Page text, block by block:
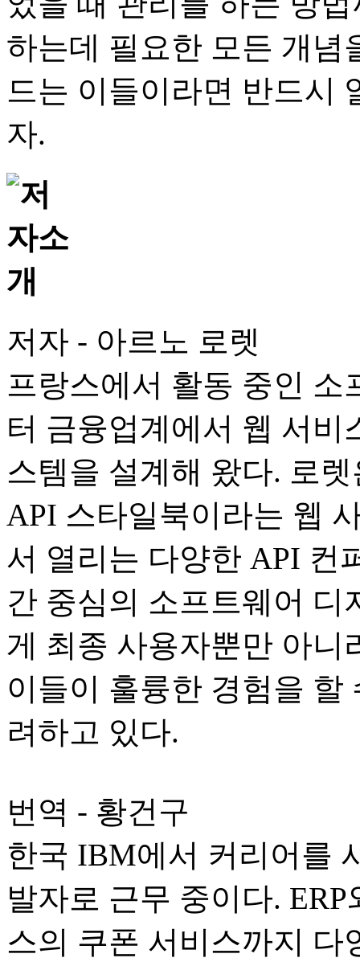
하는데 필요한 모든 개념
드는 이들이라면 반드시
자.
저자 - 아르노 로렛
프랑스에서 활동 중인 소
터 금융업계에서 웹 서비
스템을 설계해 왔다. 로
API 스타일북이라는 웹
서 열리는 다양한 API 컨
간 중심의 소프트웨어
게 최종 사용자뿐만 아니
이들이 훌륭한 경험을 할
려하고 있다.
번역 - 황건구
한국 IBM에서 커리어를
발자로 근무 중이다.
스의 쿠폰 서비스까지 다